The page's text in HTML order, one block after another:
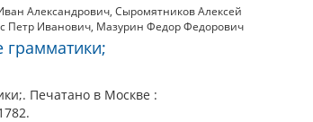
Александрович, Сыромятников Алексей
Петр Иванович, Мазурин Федор Федорович
грамматики;
Печатано в Москве :